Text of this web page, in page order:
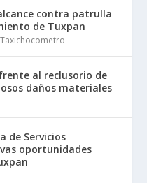
contra patrulla
de Tuxpan
Taxichocometro
al reclusorio de
daños materiales
de Servicios
oportunidades